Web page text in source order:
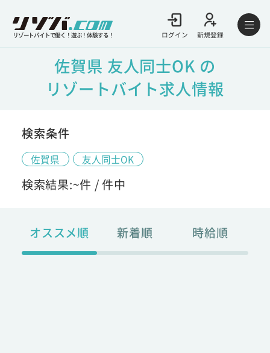
リゾートバイトで働く！遊ぶ！体験する！ ログイン 新規登録
佐賀県 友人同士OK の
リゾートバイト求人情報
検索条件
佐賀県 友人同士OK
検索結果:~件 /件中
オススメ順 新着順 時給順